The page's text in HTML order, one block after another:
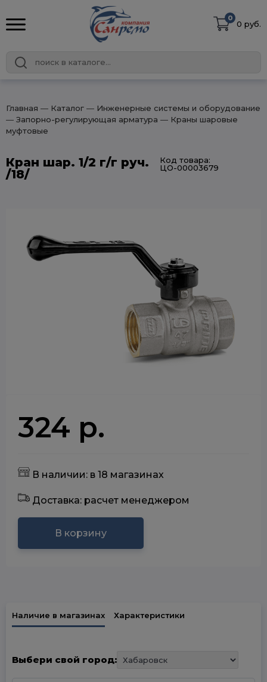
0
0 руб.
Главная ― Каталог ― Инженерные системы и оборудование
― Запорно-регулирующая арматура ― Краны шаровые
муфтовые
Кран шар. 1/2 г/г руч.
/18/
Код товара:
ЦО-00003679
324 р.
В наличии: в 18 магазинах
Доставка: расчет менеджером
В корзину
Наличие в магазинах Характеристики
Выбери свой город: